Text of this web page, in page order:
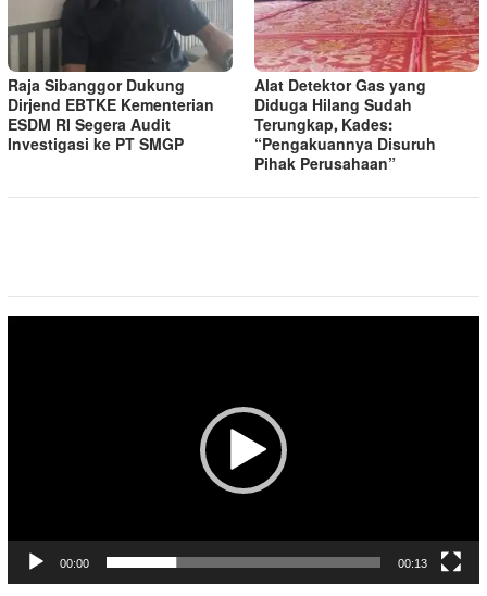
Raja Sibanggor Dukung
Dirjend EBTKE Kementerian
ESDM RI Segera Audit
Investigasi ke PT SMGP
Alat Detektor Gas yang
Diduga Hilang Sudah
Terungkap, Kades:
“Pengakuannya Disuruh
Pihak Perusahaan”
00:00 00:13